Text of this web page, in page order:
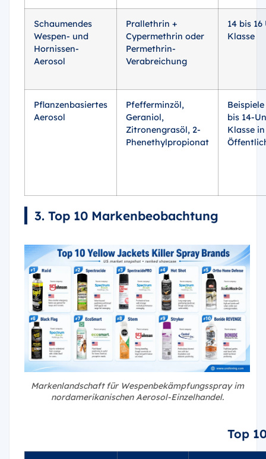
Schaumendes
Wespen- und
Hornissen-
Aerosol
Prallethrin +
Cypermethrin oder
Permethrin-
Verabreichung
14 bis 16
Klasse
Pflanzenbasiertes
Aerosol
Pfefferminzöl,
Geraniol,
Zitronengrasöl, 2-
Phenethylpropionat
bis 14-
Klasse
3. Top 10 Markenbeobachtung
Markenlandschaft für Wespenbekämpfungsspray im
nordamerikanischen Aerosol-Einzelhandel.
Top